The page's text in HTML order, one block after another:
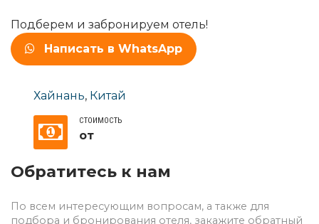
Подберем и забронируем отель!
Написать в WhatsApp
Хайнань, Китай
СТОИМОСТЬ
от
Обратитесь к нам
По всем интересующим вопросам, а также для
подбора и бронирования отеля, закажите обратный